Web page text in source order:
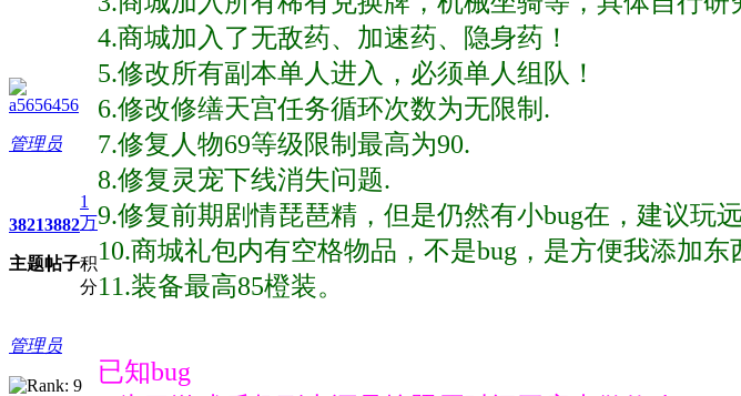
a5656456
管理员
3821
主题
3882
帖子
1
万
积
分
管理员
4.商城加入了无敌药、加速药、隐身药！
5.修改所有副本单人进入，必须单人组队！
6.修改修缮天宫任务循环次数为无限制.
7.修复人物69等级限制最高为90.
8.修复灵宠下线消失问题.
9.修复前期剧情琵琶精，但是仍然有小bug在，建议玩
10.商城礼包内有空格物品，不是bug，是方便我添加东
11.装备最高85橙装。
已知bug